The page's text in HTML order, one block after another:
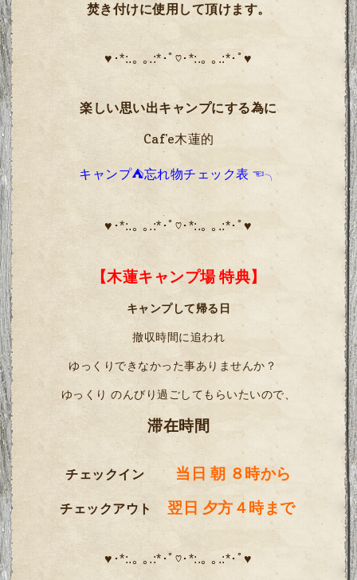
焚き付けに使用して頂けます。
♥･*:.｡ ｡.:*･ﾟ♡･*:.｡ ｡.:*･ﾟ♥
楽しい思い出キャンプにする為に
Caf'e木蓮的
キャンプ⛺忘れ物チェック表 ☜╮
♥･*:.｡ ｡.:*･ﾟ♡･*:.｡ ｡.:*･ﾟ♥
【木蓮キャンプ場 特典】
キャンプして帰る日
撤収時間に追われ
ゆっくりできなかった事ありませんか？
ゆっくり のんびり過ごしてもらいたいので、
滞在時間
チェックイン 当日 朝 ８時から
チェックアウト 翌日 夕方４時まで
♥･*:.｡ ｡.:*･ﾟ♡･*:.｡ ｡.:*･ﾟ♥